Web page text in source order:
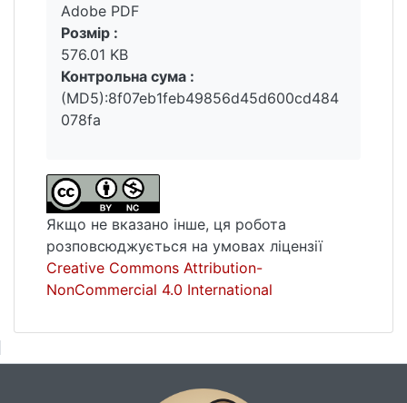
Adobe PDF
Розмір :
576.01 KB
Контрольна сума :
(MD5):8f07eb1feb49856d45d600cd484
078fa
Якщо не вказано інше, ця робота
розповсюджується на умовах ліцензії
Creative Commons Attribution-
NonCommercial 4.0 International